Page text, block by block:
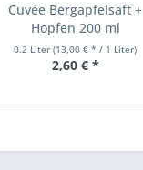
Cuvée Bergapfelsaft +
Hopfen 200 ml
0.2 Liter(13,00 € * / 1 Liter)
2,60 € *